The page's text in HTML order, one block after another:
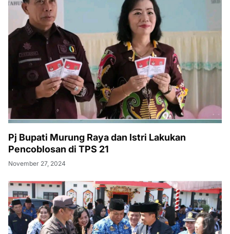
Pj Bupati Murung Raya dan Istri Lakukan
Pencoblosan di TPS 21
November 27, 2024